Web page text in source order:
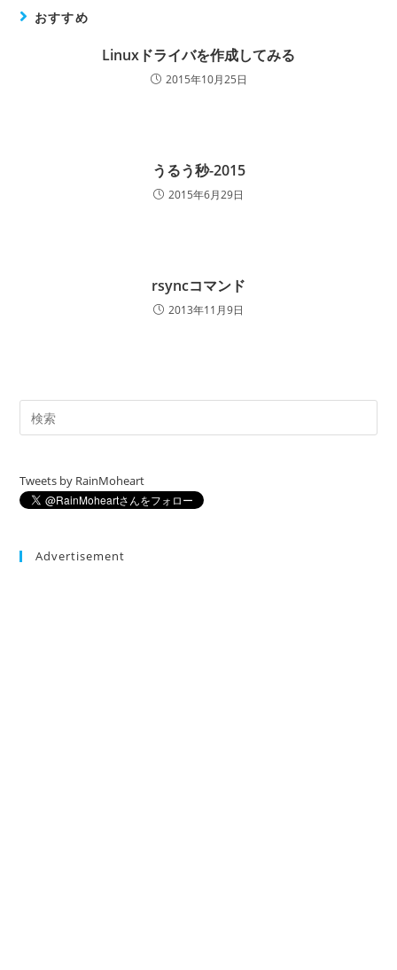
おすすめ
Linuxドライバを作成してみる
2015年10月25日
うるう秒-2015
2015年6月29日
rsyncコマンド
2013年11月9日
Tweets by RainMoheart
Advertisement